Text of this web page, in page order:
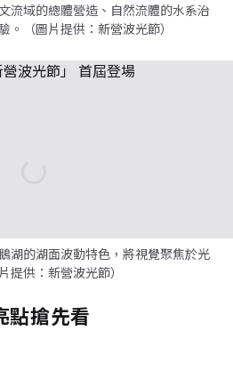
流域的總體營造、自然流體的水系治
。（圖片提供：新營波光節）
湖的湖面波動特色，將視覺聚焦於光
提供：新營波光節）
點搶先看